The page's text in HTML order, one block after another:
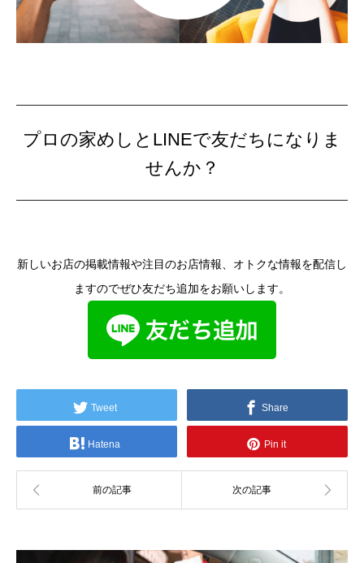
プロの家めしとLINEで友だちになりま
せんか？
新しいお店の掲載情報や注目のお店情報、オトクな情報を配信し
ますのでぜひ友だち追加をお願いします。
Tweet Share
Hatena Pin it